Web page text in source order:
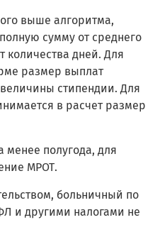
выше алгоритма,
сумму от среднего
количества дней. Для
размер выплат
стипендии. Для
в расчет размер
полугода, для
МРОТ.
больничный по
и другими налогами не